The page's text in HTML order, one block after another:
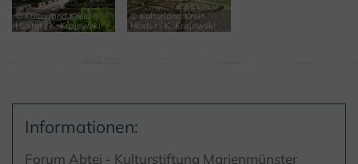
© Kulturland Kreis
Höxter / K. Krajewski
© Kulturland Kreis
Höxter / K. Krajewski
Informationen:
Forum Abtei - Kulturstiftung Marienmünster